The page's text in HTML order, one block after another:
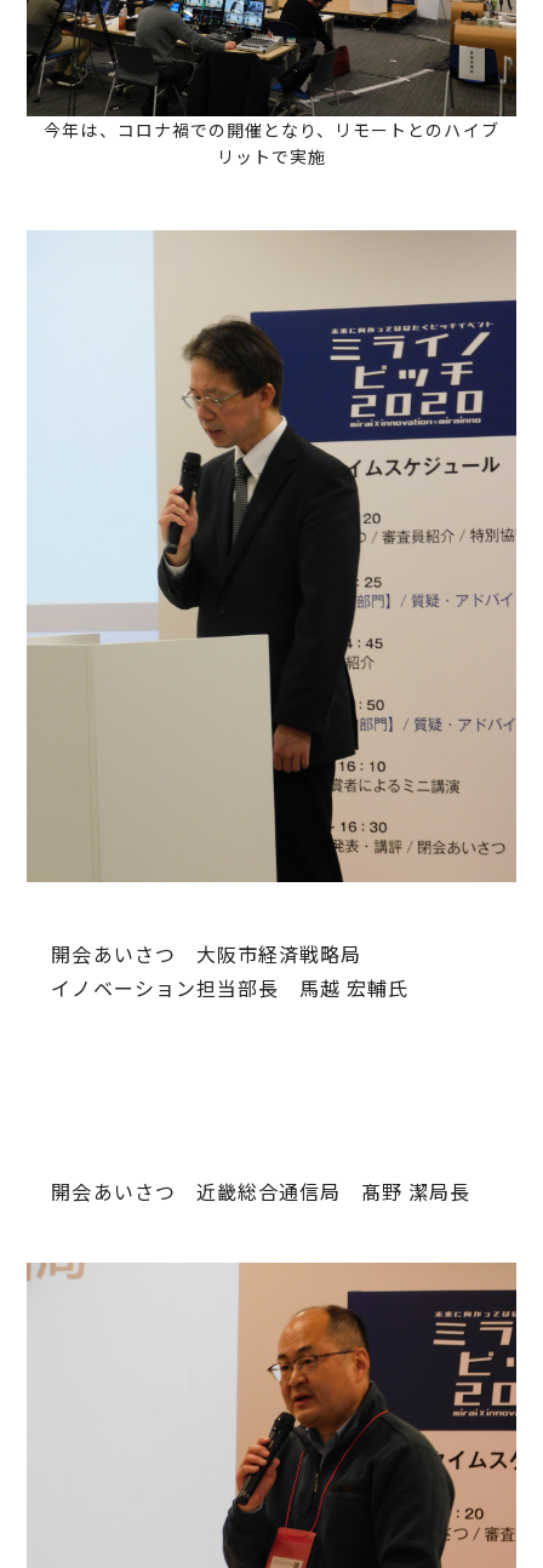
今年は、コロナ禍での開催となり、リモートとのハイブ
リットで実施
開会あいさつ 大阪市経済戦略局
イノベーション担当部長 馬越 宏輔氏
開会あいさつ 近畿総合通信局 髙野 潔局長